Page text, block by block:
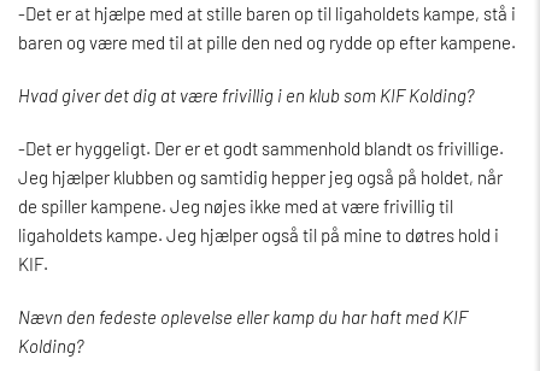
-Det er at hjælpe med at stille baren op til ligaholdets kampe, stå i
baren og være med til at pille den ned og rydde op efter kampene.
Hvad giver det dig at være frivillig i en klub som KIF Kolding?
-Det er hyggeligt. Der er et godt sammenhold blandt os frivillige.
Jeg hjælper klubben og samtidig hepper jeg også på holdet, når
de spiller kampene. Jeg nøjes ikke med at være frivillig til
ligaholdets kampe. Jeg hjælper også til på mine to døtres hold i
KIF.
Nævn den fedeste oplevelse eller kamp du har haft med KIF
Kolding?